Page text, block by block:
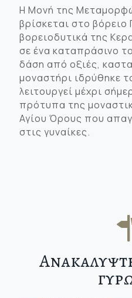
Η Μονή της
βρίσκεται στο βόρειο
βορειοδυτικά της
σε ένα καταπράσινο
δάση από οξιές,
μοναστήρι ιδρύθηκε
λειτουργεί μέχρι
πρότυπα της
Αγίου Όρους που
στις γυναίκες.